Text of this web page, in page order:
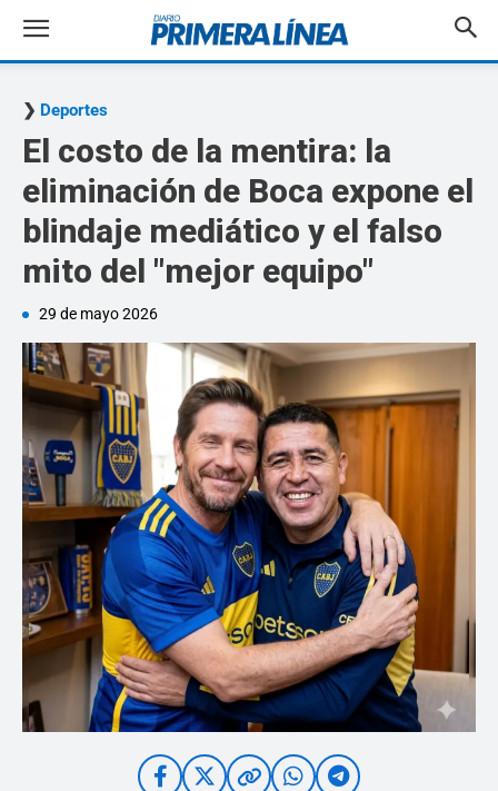
Deportes
El costo de la mentira: la
eliminación de Boca expone el
blindaje mediático y el falso
mito del "mejor equipo"
29 de mayo 2026